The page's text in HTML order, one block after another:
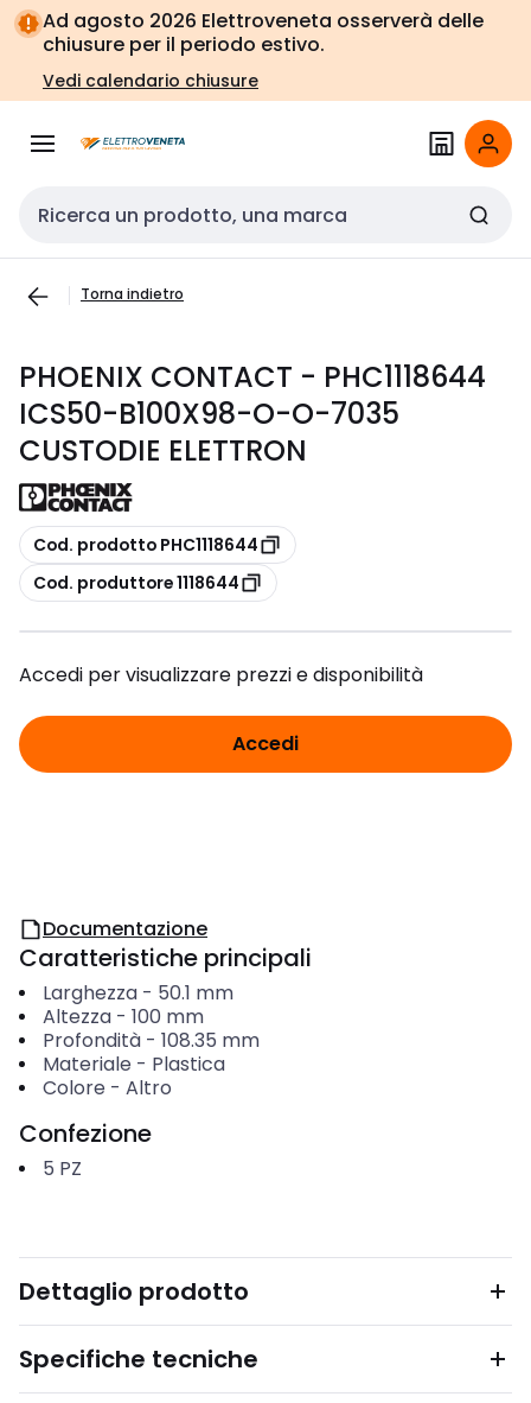
Vai alla
navigazione
Vai
alla
pagina
Ad agosto 2026 Elettroveneta osserverà delle
chiusure per il periodo estivo.
Vedi calendario chiusure
Cerca input
Torna indietro
PHOENIX CONTACT - PHC1118644
ICS50-B100X98-O-O-7035
CUSTODIE ELETTRON
copia
Cod. prodotto PHC1118644
copia
Cod. produttore 1118644
Accedi per visualizzare prezzi e disponibilità
Accedi
Documentazione
Caratteristiche principali
Larghezza- 50.1 mm
Altezza- 100 mm
Profondità- 108.35 mm
Materiale - Plastica
Colore - Altro
Confezione
5 PZ
Dettaglio prodotto
Specifiche tecniche